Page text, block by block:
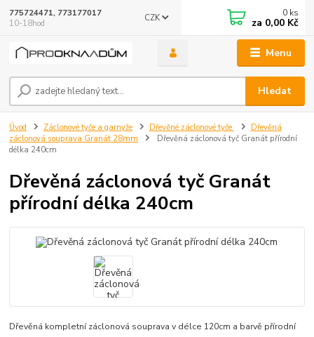
Menu
CZK
Hledat
775724471, 773177017
10-18hod
0 ks
za 0,00 Kč
Úvod Záclonové tyče a garnyže Dřevěné záclonové tyče
Dřevěná
záclonová souprava Granát 28mm
Dřevěná záclonová tyč Granát přírodní
délka 240cm
Dřevěná záclonová tyč Granát
přírodní délka 240cm
Dřevěná kompletní záclonová souprava v délce 120cm a barvě přírodní